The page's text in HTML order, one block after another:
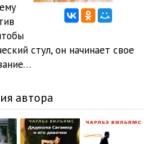
08:12
стул, он начинает свое
автора